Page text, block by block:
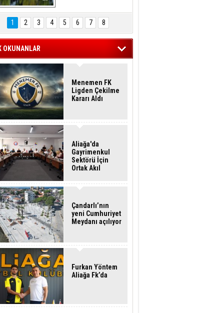
Hasan Eser'in
Objektifinden
1 2 3 4 5 6 7 8
OKUNANLAR
Menemen FK
Ligden Çekilme
Kararı Aldı
Aliağa'da
Gayrimenkul
Sektörü İçin
Ortak Akıl
Çandarlı’nın
yeni Cumhuriyet
Meydanı açılıyor
Furkan Yöntem
Aliağa Fk’da